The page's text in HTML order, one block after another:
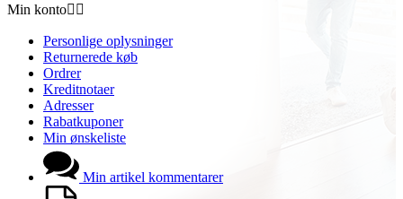
Min konto 
Personlige oplysninger
Returnerede køb
Ordrer
Kreditnotaer
Adresser
Rabatkuponer
Min ønskeliste
Min artikel kommentarer